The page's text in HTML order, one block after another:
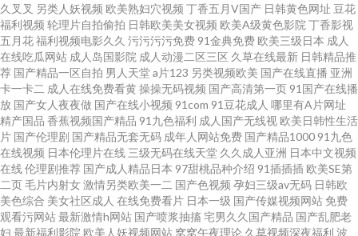
干狠狠 黄色网入口站未满18 AV激情综合网 亚洲欧美国产精品 欧美成a人在线
观看久 成人国产一区 91久色女优 青娱乐青青草日韩 韩日夫妻aV 97超碰护士
91超碰干人人操 日本肏肏 成人小视频资源库 91福利影院 青青草极品 成人av
影院在线导航 91p最新网址 男人色情天堂 97影院在线午夜 亚州综合五月天成
人 精品视频在线观看7 91熟妇视频在线 午夜无玛 黑丝无码av网 91欧美性爱
网 日韩欧美色性色 久草福利成人电影 www91视频大全 91导航 色五月14p 激
久叉叉 另类人妖视频 欧美熟妇穴视频 丁香五月V国产 日韩黄色网址 豆花
福利视频 轮理片自拍偷拍 日韩欧美美女视频 欧美A级黄色影院 丁香影视
五月花福利视频电影久久 污污污污免费 91金典免费 欧美三级日本 成人
在线吃瓜网站 成人岛国影院 成人动漫二区三区 久草在线最新 日韩精品推
荐 国产精品一区自拍 男人天堂a片123 另类视频欧美 国产在线直播 亚洲
卡一卡二 成人在线免费看黄操操无码视频 国产高清第一页 91国产在线播
放 国产女人夜夜做 国产在线小视频 91com 91豆花成人 哪里有A片网址
精产国品 香蕉视频国产精品 91九色福利 成人国产无线视 欧美日韩性生活
片 国产伦理剧 国产精品无套无码 成年人网站免费 国产精品1000 91九色
在线视频 日本伦理片在线 三级无码在线天堂 久久成人亚洲 日本中文视频
在线伦理剧推荐 国产成人精品日本 97甜桃品种介绍 91插插插 欧美SE第
二页毛片内射女激情另类欧美一二 国产色视频 孕妇三级av无码 日韩欧
美色综合 美女社区成人 在线免费看片 日本一级 国产传媒视频网站 免费
观看污网站最新激情h网站 国产喷浆抽搐宅男久久国产精品 国产乱肥老
妇 最新福利影院 欧美人妖视频网站 窝窝午夜理论 久草视频深夜福利 波